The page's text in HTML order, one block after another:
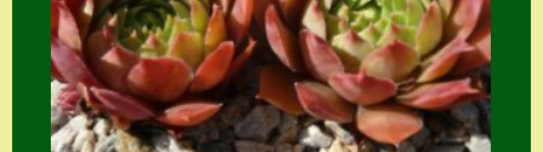
Versand
Versand von
Semps
Warenkorb